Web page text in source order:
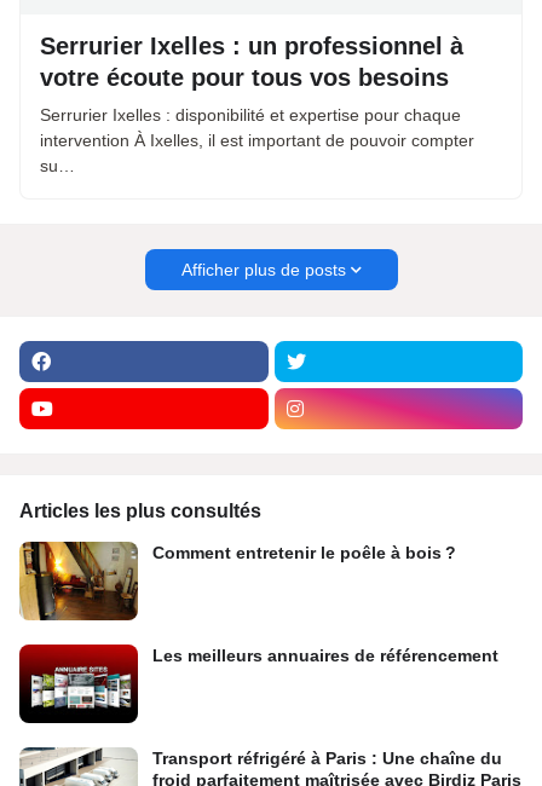
Serrurier Ixelles : un professionnel à
votre écoute pour tous vos besoins
Serrurier Ixelles : disponibilité et expertise pour chaque
intervention À Ixelles, il est important de pouvoir compter
su…
Afficher plus de posts
Articles les plus consultés
Comment entretenir le poêle à bois ?
Les meilleurs annuaires de référencement
Transport réfrigéré à Paris : Une chaîne du
froid parfaitement maîtrisée avec Birdiz Paris